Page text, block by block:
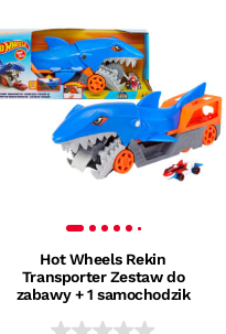
Hot Wheels Rekin
Transporter Zestaw do
zabawy + 1 samochodzik